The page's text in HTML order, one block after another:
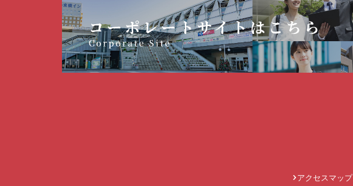
アクセスマップ